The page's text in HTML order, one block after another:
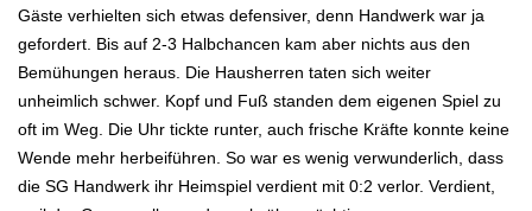
Gäste verhielten sich etwas defensiver, denn Handwerk war ja
gefordert. Bis auf 2-3 Halbchancen kam aber nichts aus den
Bemühungen heraus. Die Hausherren taten sich weiter
unheimlich schwer. Kopf und Fuß standen dem eigenen Spiel zu
oft im Weg. Die Uhr tickte runter, auch frische Kräfte konnte keine
Wende mehr herbeiführen. So war es wenig verwunderlich, dass
die SG Handwerk ihr Heimspiel verdient mit 0:2 verlor. Verdient,